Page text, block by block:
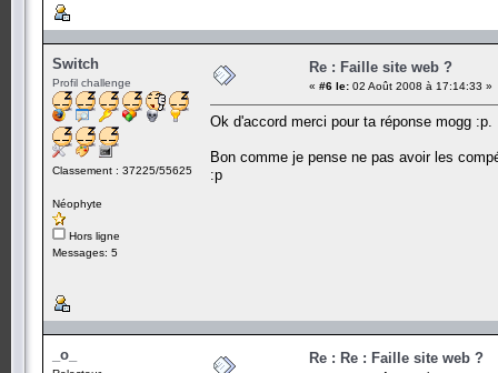
Switch
Profil challenge
Classement : 37225/55625
Néophyte
Hors ligne
Messages: 5
Re : Faille site web ?
« #6 le: 02 Août 2008 à 17:14:33 »
Ok d'accord merci pour ta réponse mogg :p.
Bon comme je pense ne pas avoir les
:p
_o_ Re : Re : Faille site web ?